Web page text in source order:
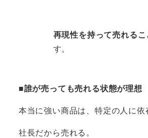
再現性を持って売れるこ
す。
■誰が売っても売れる状態が理想
本当に強い商品は、特定の人に依
社長だから売れる。